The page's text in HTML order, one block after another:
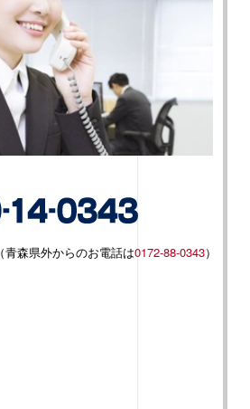
（青森県外からのお電話は0172-88-0343）